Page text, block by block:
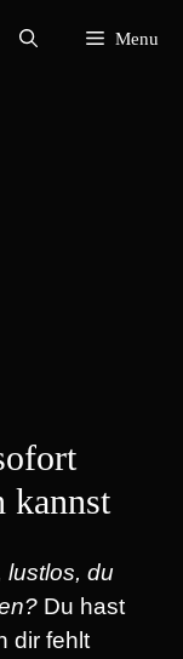
Menu
kannst
lustlos, du
Du hast
dir fehlt